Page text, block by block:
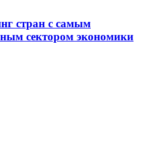
стран с самым
сектором экономики